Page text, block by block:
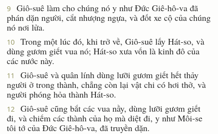
9
Giô-suê làm cho chúng nó y như Ðức Giê-hô-va đã
phán dặn người, cắt nhượng ngựa, và đốt xe cộ của chúng
nó nơi lửa.
10
Trong một lúc đó, khi trở về, Giô-suê lấy Hát-so, và
dùng gươm giết vua nó; Hát-so xưa vốn là kinh đô của
các nước này.
11
Giô-suê và quân lính dùng lưỡi gươm giết hết thảy
người ở trong thành, chẳng còn lại vật chi có hơi thở, và
người phóng hỏa thành Hát-so.
12
Giô-suê cũng bắt các vua nầy, dùng lưỡi gươm giết
đi, và chiếm các thành của họ mà diệt đi, y như Môi-se
tôi tớ của Ðức Giê-hô-va, đã truyền dặn.